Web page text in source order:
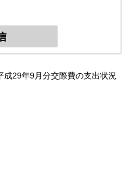
成29年9月分交際費の支出状況